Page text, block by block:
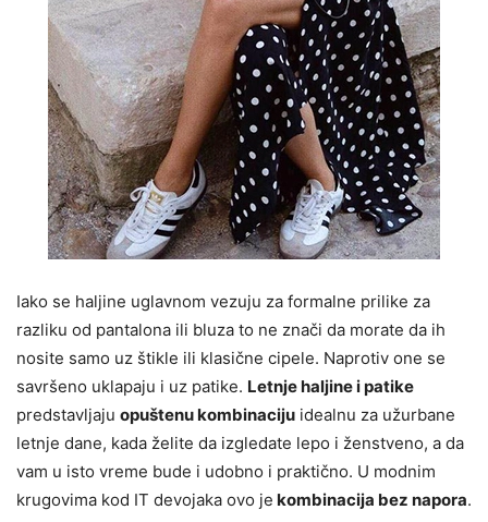
Iako se haljine uglavnom vezuju za formalne prilike za
razliku od pantalona ili bluza to ne znači da morate da ih
nosite samo uz štikle ili klasične cipele. Naprotiv one se
savršeno uklapaju i uz patike. Letnje haljine i patike
predstavljaju opuštenu kombinaciju idealnu za užurbane
letnje dane, kada želite da izgledate lepo i ženstveno, a da
vam u isto vreme bude i udobno i praktično. U modnim
krugovima kod IT devojaka ovo je kombinacija bez napora.